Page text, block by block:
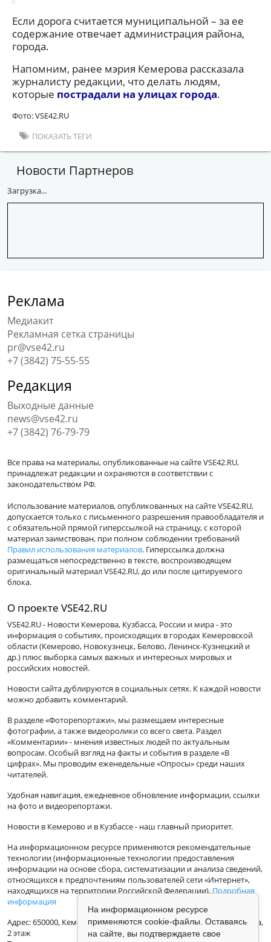
Если дорога считается муниципальной – за ее
содержание отвечает администрация района,
города.
Напомним, ранее мэрия Кемерова рассказала
журналисту редакции, что делать людям,
которые пострадали на улицах города.
Фото: VSE42.RU
ПОКАЗАТЬ ТЕГИ
Новости Партнеров
Загрузка...
Реклама
Медиакит
Рекламная сетка страницы
pr@vse42.ru
+7 (3842) 75-55-55
Редакция
Выходные данные
news@vse42.ru
+7 (3842) 76-79-79
Все права на материалы, опубликованные на сайте VSE42.RU,
принадлежат редакции и охраняются в соответствии с
законодательством РФ.
Использование материалов, опубликованных на сайте VSE42.RU,
допускается только с письменного разрешения правообладателя и
с обязательной прямой гиперссылкой на страницу, с которой
материал заимствован, при полном соблюдении требований
Правил использования материалов. Гиперссылка должна
размещаться непосредственно в тексте, воспроизводящем
оригинальный материал VSE42.RU, до или после цитируемого
блока.
О проекте VSE42.RU
VSE42.RU - Новости Кемерова, Кузбасса, России и мира - это
информация о событиях, происходящих в городах Кемеровской
области (Кемерово, Новокузнецк, Белово, Ленинск-Кузнецкий и
др.) плюс выборка самых важных и интересных мировых и
российских новостей.
Новости сайта дублируются в социальных сетях. К каждой новости
можно добавить комментарий.
В разделе «Фоторепортажи», мы размещаем интересные
фотографии, а также видеоролики со всего света. Раздел
«Комментарии» - мнения известных людей по актуальным
вопросам. Особый взгляд на факты и события в разделе «В
цифрах». Мы проводим еженедельные «Опросы» среди наших
читателей.
Удобная навигация, ежедневное обновление информации, ссылки
на фото и видеорепортажи.
Новости в Кемерово и в Кузбассе - наш главный приоритет.
На информационном ресурсе применяются рекомендательные
технологии (информационные технологии предоставления
информации на основе сбора, систематизации и анализа сведений,
относящихся к предпочтениям пользователей сети «Интернет»,
находящихся на территории Российской Федерации).Подробная
информация
Адрес: 650000, Кемеровская Область, г.Кемерово, ул.Кузбасская 33а,
2 этаж
На информационном ресурсе
применяются cookie-файлы. Оставаясь
на сайте, вы подтверждаете свое